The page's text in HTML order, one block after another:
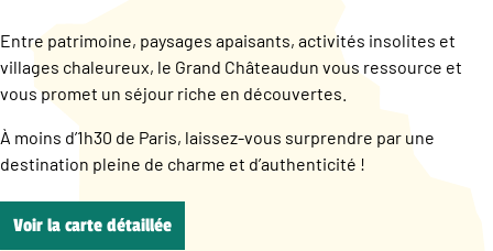
Entre patrimoine, paysages apaisants, activités insolites et
villages chaleureux, le Grand Châteaudun vous ressource et
vous promet un séjour riche en découvertes.
À moins d’1h30 de Paris, laissez-vous surprendre par une
destination pleine de charme et d’authenticité !
Voir la carte détaillée